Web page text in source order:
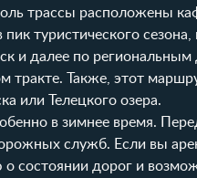
трассы расположены
туристического
и далее по
тракте. Также, этот
или Телецкого озера.
в зимнее время.
служб. Если вы
состоянии дорог и